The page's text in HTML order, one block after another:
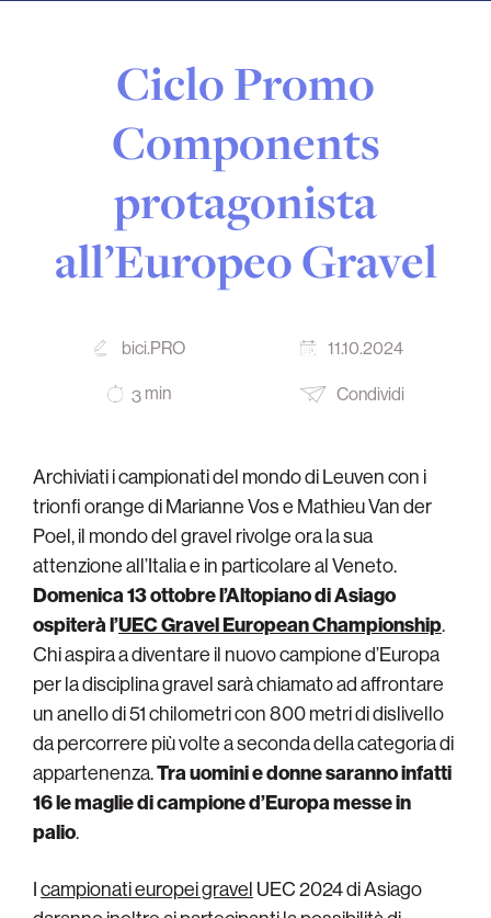
Ciclo Promo
Components
protagonista
all’Europeo Gravel
bici.PRO 11.10.2024
3 min Condividi
Archiviati i campionati del mondo di Leuven con i
trionfi orange di Marianne Vos e Mathieu Van der
Poel, il mondo del gravel rivolge ora la sua
attenzione all’Italia e in particolare al Veneto.
Domenica 13 ottobre l’Altopiano di Asiago
ospiterà l’UEC Gravel European Championship.
Chi aspira a diventare il nuovo campione d’Europa
per la disciplina gravel sarà chiamato ad affrontare
un anello di 51 chilometri con 800 metri di dislivello
da percorrere più volte a seconda della categoria di
appartenenza.Tra uomini e donne saranno infatti
16 le maglie di campione d’Europa messe in
palio.
Icampionati europei gravel UEC 2024 di Asiago